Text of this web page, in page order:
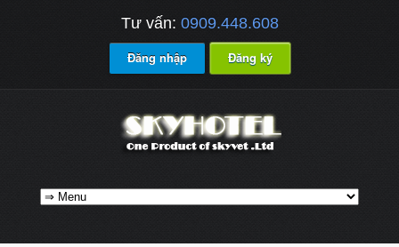
Tư vấn: 0909.448.608
Đăng nhập Đăng ký